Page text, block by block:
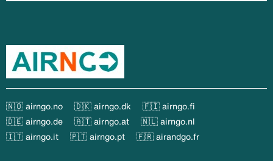
🇳🇴 airngo.no 🇩🇰 airngo.dk
🇫🇮 airngo.fi
🇩🇪 airngo.de
🇦🇹 airngo.at
🇳🇱 airngo.nl
🇮🇹 airngo.it
🇵🇹 airngo.pt 🇫🇷 airandgo.fr